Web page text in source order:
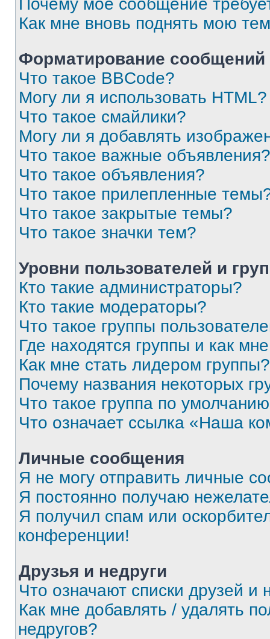
Почему моё сообщение
Как мне вновь поднять мою
Форматирование
Что такое BBCode?
Могу ли я использовать HTML?
Что такое смайлики?
Могу ли я добавлять
Что такое важные объявления?
Что такое объявления?
Что такое прилепленные
Что такое закрытые темы?
Что такое значки тем?
Уровни пользователей и
Кто такие администраторы?
Кто такие модераторы?
Что такое группы
Где находятся группы и как
Как мне стать лидером группы?
Почему названия некоторых
Что такое группа по
Что означает ссылка «Наша
Личные сообщения
Я не могу отправить личные
Я постоянно получаю
Я получил спам или
конференции!
Друзья и недруги
Что означают списки друзей и
Как мне добавлять / удалять
недругов?